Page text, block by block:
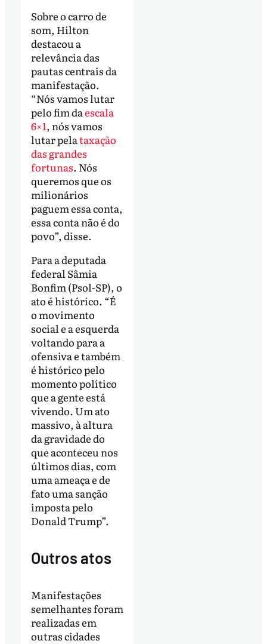
Sobre o carro de
som, Hilton
destacou a
relevância das
pautas centrais da
manifestação.
“Nós vamos lutar
pelo fim daescala
6×1, nós vamos
lutar pelataxação
das grandes
fortunas. Nós
queremos que os
milionários
paguem essa conta,
essa conta não é do
povo”, disse.
Para a deputada
federal Sâmia
Bonfim (Psol-SP), o
ato é histórico. “É
o movimento
social e a esquerda
voltando para a
ofensiva e também
é histórico pelo
momento político
que a gente está
vivendo. Um ato
massivo, à altura
da gravidade do
que aconteceu nos
últimos dias, com
uma ameaça e de
fato uma sanção
imposta pelo
Donald Trump”.
Outros atos
Manifestações
semelhantes foram
realizadas em
outras cidades